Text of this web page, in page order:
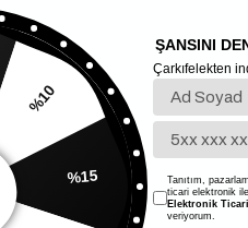
%10
%15
ŞANSINI
Çarkıfelekten
Tanıtım,
ticari elektronik
Elektronik
veriyorum.